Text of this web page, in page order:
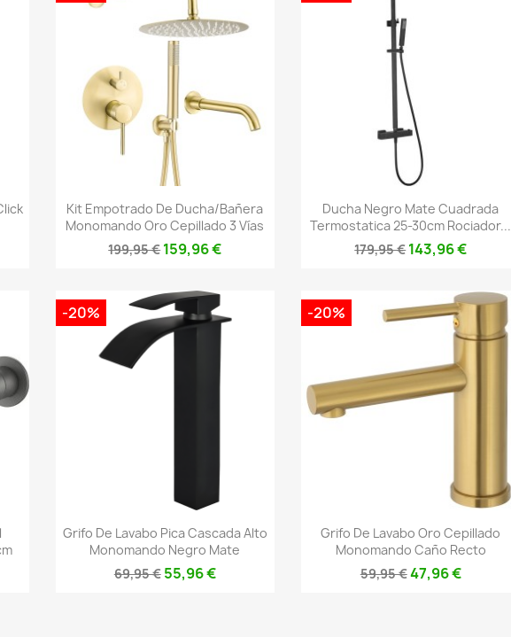
Vista rápida
Kit Empotrado De Ducha/bañera
Monomando Oro Cepillado 3 Vías
199,95 €159,96 €
Vista rápida
Ducha Negro Mate Cuadrada
Termostatica 25-30cm Rociador...
179,95 €143,96 €
Vista rápida
Grifo De Lavabo Pica Cascada Alto
Monomando Negro Mate
69,95 € 55,96 €
-20%
Vista rápida
Grifo De Lavabo Oro Cepillado
Monomando Caño Recto
59,95 €47,96 €
-20%